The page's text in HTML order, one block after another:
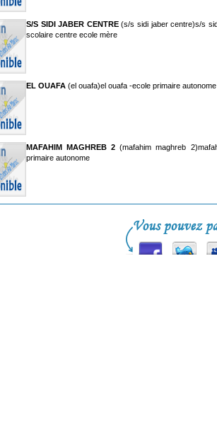
S/S SIDI JABER CENTRE(s/s sidi jaber centre)s/s
scolaire centre ecole mère
EL OUAFA (el ouafa)el ouafa -ecole primaire autonome
MAFAHIM MAGHREB 2 (mafahim maghreb
primaire autonome